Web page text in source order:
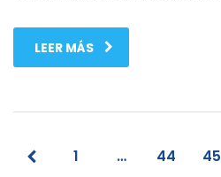
LEER MÁS
1 … 44 45